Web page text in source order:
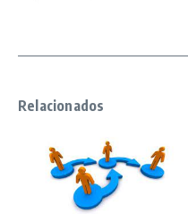
Relacionados